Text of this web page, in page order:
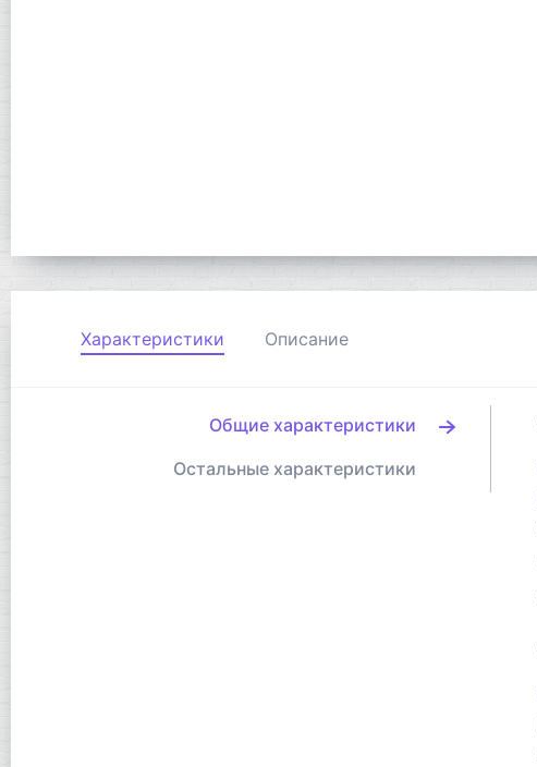
Характеристики Описание
Общие характеристики
Остальные характеристики